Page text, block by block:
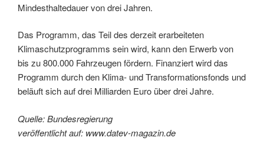
Mindesthaltedauer von drei Jahren.
Das Programm, das Teil des derzeit erarbeiteten
Klimaschutzprogramms sein wird, kann den Erwerb von
bis zu 800.000 Fahrzeugen fördern. Finanziert wird das
Programm durch den Klima- und Transformationsfonds und
beläuft sich auf drei Milliarden Euro über drei Jahre.
Quelle: Bundesregierung
veröffentlicht auf: www.datev-magazin.de